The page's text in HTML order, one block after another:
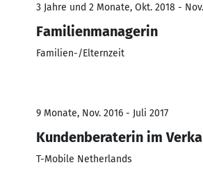
3 Jahre und 2 Monate, Okt. 2018 -
Familienmanagerin
Familien-/Elternzeit
9 Monate, Nov. 2016 - Juli 2017
Kundenberaterin im
T-Mobile Netherlands